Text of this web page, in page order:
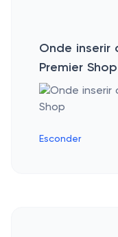
Onde inserir
Premier Shop
Esconder